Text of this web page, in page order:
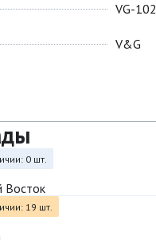
VG-
V&G
0 шт.
Восток
19 шт.